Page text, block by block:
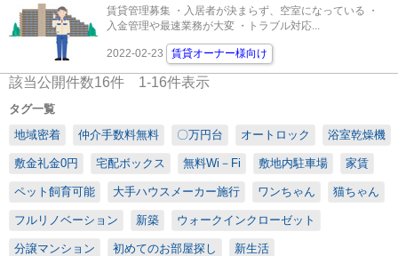
賃貸管理募集 ・入居者が決まらず、空室になっている ・
入金管理や最速業務が大変 ・トラブル対応...
2022-02-23 賃貸オーナー様向け
該当公開件数16件 1-16件表示
タグ一覧
地域密着
仲介手数料無料 〇万円台 オートロック 浴室乾燥機
敷金礼金0円 宅配ボックス 無料Wi－Fi 敷地内駐車場 家賃
ペット飼育可能 大手ハウスメーカー施行 ワンちゃん 猫ちゃん
フルリノベーション 新築 ウォークインクローゼット
分譲マンション 初めてのお部屋探し 新生活